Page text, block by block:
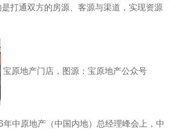
打通双方的房源、客源与渠道，实现资源
宝原地产门店，图源：宝原地产公众号
中原地产（中国内地）总经理峰会上，中